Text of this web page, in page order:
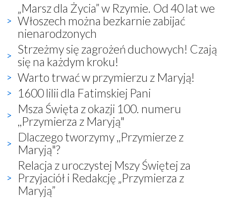
„Marsz dla Życia” w Rzymie. Od 40 lat we
Włoszech można bezkarnie zabijać
nienarodzonych
Strzeżmy się zagrożeń duchowych! Czają
się na każdym kroku!
Warto trwać w przymierzu z Maryją!
1600 lilii dla Fatimskiej Pani
Msza Święta z okazji 100. numeru
,,Przymierza z Maryją"
Dlaczego tworzymy ,,Przymierze z
Maryją"?
Relacja z uroczystej Mszy Świętej za
Przyjaciół i Redakcję „Przymierza z
Maryją”